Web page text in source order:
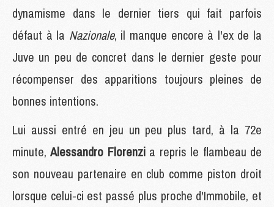
dynamisme dans le dernier tiers qui fait parfois
défaut à la Nazionale, il manque encore à l'ex de la
Juve un peu de concret dans le dernier geste pour
récompenser des apparitions toujours pleines de
bonnes intentions.
Lui aussi entré en jeu un peu plus tard, à la 72e
minute,Alessandro Florenzia repris le flambeau de
son nouveau partenaire en club comme piston droit
lorsque celui-ci est passé plus proche d'Immobile, et